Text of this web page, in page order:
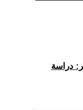
دراسة